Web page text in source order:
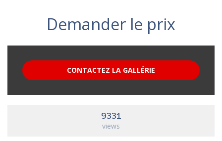
Demander le prix
CONTACTEZ LA GALLÉRIE
9331
views